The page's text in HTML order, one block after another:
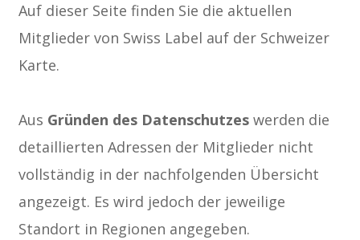
Auf dieser Seite finden Sie die aktuellen
Mitglieder von Swiss Label auf der Schweizer
Karte.
Aus Gründen des Datenschutzes werden die
detaillierten Adressen der Mitglieder nicht
vollständig in der nachfolgenden Übersicht
angezeigt. Es wird jedoch der jeweilige
Standort in Regionen angegeben.